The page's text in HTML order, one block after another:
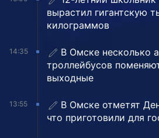
вырастил гигантскую
килограммов
14:35
В Омске несколько
троллейбусов
выходные
13:55
В Омске отметят
что приготовили для